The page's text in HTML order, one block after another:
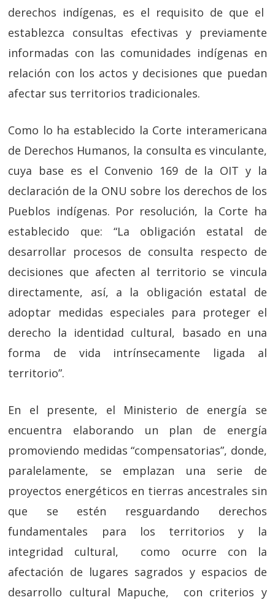
derechos indígenas, es el requisito de que el
establezca consultas efectivas y previamente
informadas con las comunidades indígenas en
relación con los actos y decisiones que puedan
afectar sus territorios tradicionales.
Como lo ha establecido la Corte interamericana
de Derechos Humanos, la consulta es vinculante,
cuya base es el Convenio 169 de la OIT y la
declaración de la ONU sobre los derechos de los
Pueblos indígenas. Por resolución, la Corte ha
establecido que: “La obligación estatal de
desarrollar procesos de consulta respecto de
decisiones que afecten al territorio se vincula
directamente, así, a la obligación estatal de
adoptar medidas especiales para proteger el
derecho la identidad cultural, basado en una
forma de vida intrínsecamente ligada al
territorio”.
En el presente, el Ministerio de energía se
encuentra elaborando un plan de energía
promoviendo medidas “compensatorias”, donde,
paralelamente, se emplazan una serie de
proyectos energéticos en tierras ancestrales sin
que se estén resguardando derechos
fundamentales para los territorios y la
integridad cultural, como ocurre con la
afectación de lugares sagrados y espacios de
desarrollo cultural Mapuche, con criterios y